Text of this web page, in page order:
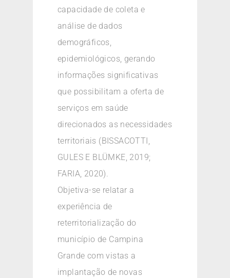
capacidade de coleta e
análise de dados
demográficos,
epidemiológicos, gerando
informações significativas
que possibilitam a oferta de
serviços em saúde
direcionados as necessidades
territoriais (BISSACOTTI,
GULES E BLÜMKE, 2019;
FARIA, 2020).
Objetiva-se relatar a
experiência de
reterritorialização do
município de Campina
Grande com vistas a
implantação de novas